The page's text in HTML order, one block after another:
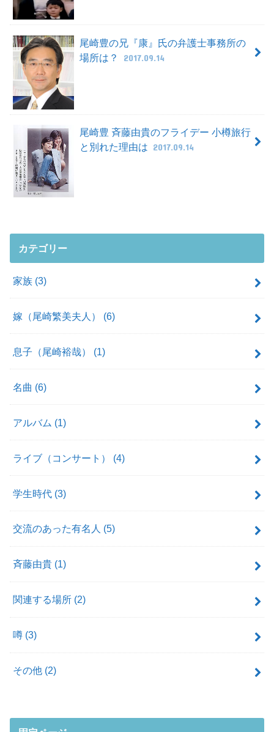
尾崎豊の兄『康』氏の弁護士事務所の
場所は？
2017.09.14
尾崎豊 斉藤由貴のフライデー 小樽旅行
と別れた理由は 2017.09.14
カテゴリー
家族 (3)
嫁（尾崎繁美夫人） (6)
息子（尾崎裕哉） (1)
名曲 (6)
アルバム (1)
ライブ（コンサート） (4)
学生時代 (3)
交流のあった有名人 (5)
斉藤由貴 (1)
関連する場所 (2)
噂 (3)
その他 (2)